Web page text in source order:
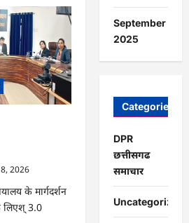
2026
के मार्गदर्शन
लिएश् 3.0
September
2025
Categories
DPR
छत्तीसगढ
समाचार
Uncategorized